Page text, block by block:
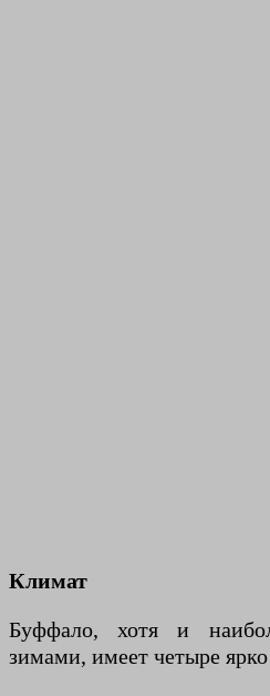
Климат
Буффало, хотя и
зимами, имеет четыре